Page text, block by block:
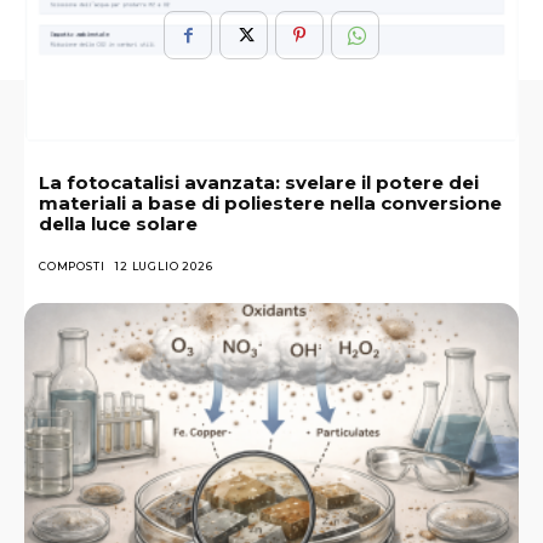
La fotocatalisi avanzata: svelare il potere dei
materiali a base di poliestere nella conversione
della luce solare
COMPOSTI 12 LUGLIO 2026